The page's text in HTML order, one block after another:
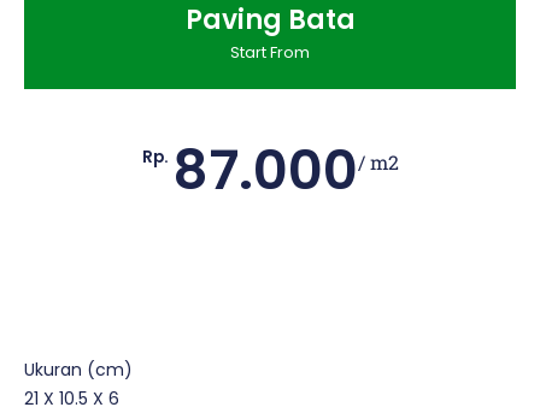
Paving Bata
Start From
Rp. 87.000/ m2
Ukuran (cm)
21 X 10.5 X 6